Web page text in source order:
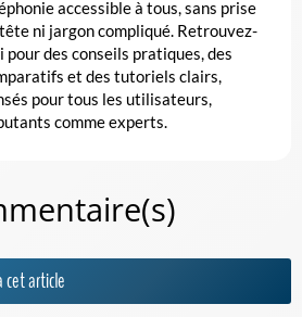
accessible à tous, sans prise
ni jargon compliqué. Retrouvez-
pour des conseils pratiques, des
et des tutoriels clairs,
pour tous les utilisateurs,
comme experts.
cet article